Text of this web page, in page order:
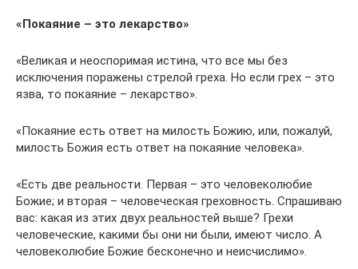
«Покаяние – это лекарство»
«Великая и неоспоримая истина, что все мы без
исключения поражены стрелой греха. Но если грех – это
язва, то покаяние – лекарство».
«Покаяние есть ответ на милость Божию, или, пожалуй,
милость Божия есть ответ на покаяние человека».
«Есть две реальности. Первая – это человеколюбие
Божие; и вторая – человеческая греховность. Спрашиваю
вас: какая из этих двух реальностей выше? Грехи
человеческие, какими бы они ни были, имеют число. А
человеколюбие Божие бесконечно и неисчислимо».